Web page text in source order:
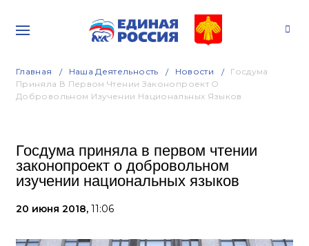
Главная Наша Деятельность Новости
Госдума
Приняла В Первом Чтении Законопроект О
Добровольном Изучении Национальных Языков
Госдума приняла в первом чтении
законопроект о добровольном
изучении национальных языков
20 июня 2018, 11:06